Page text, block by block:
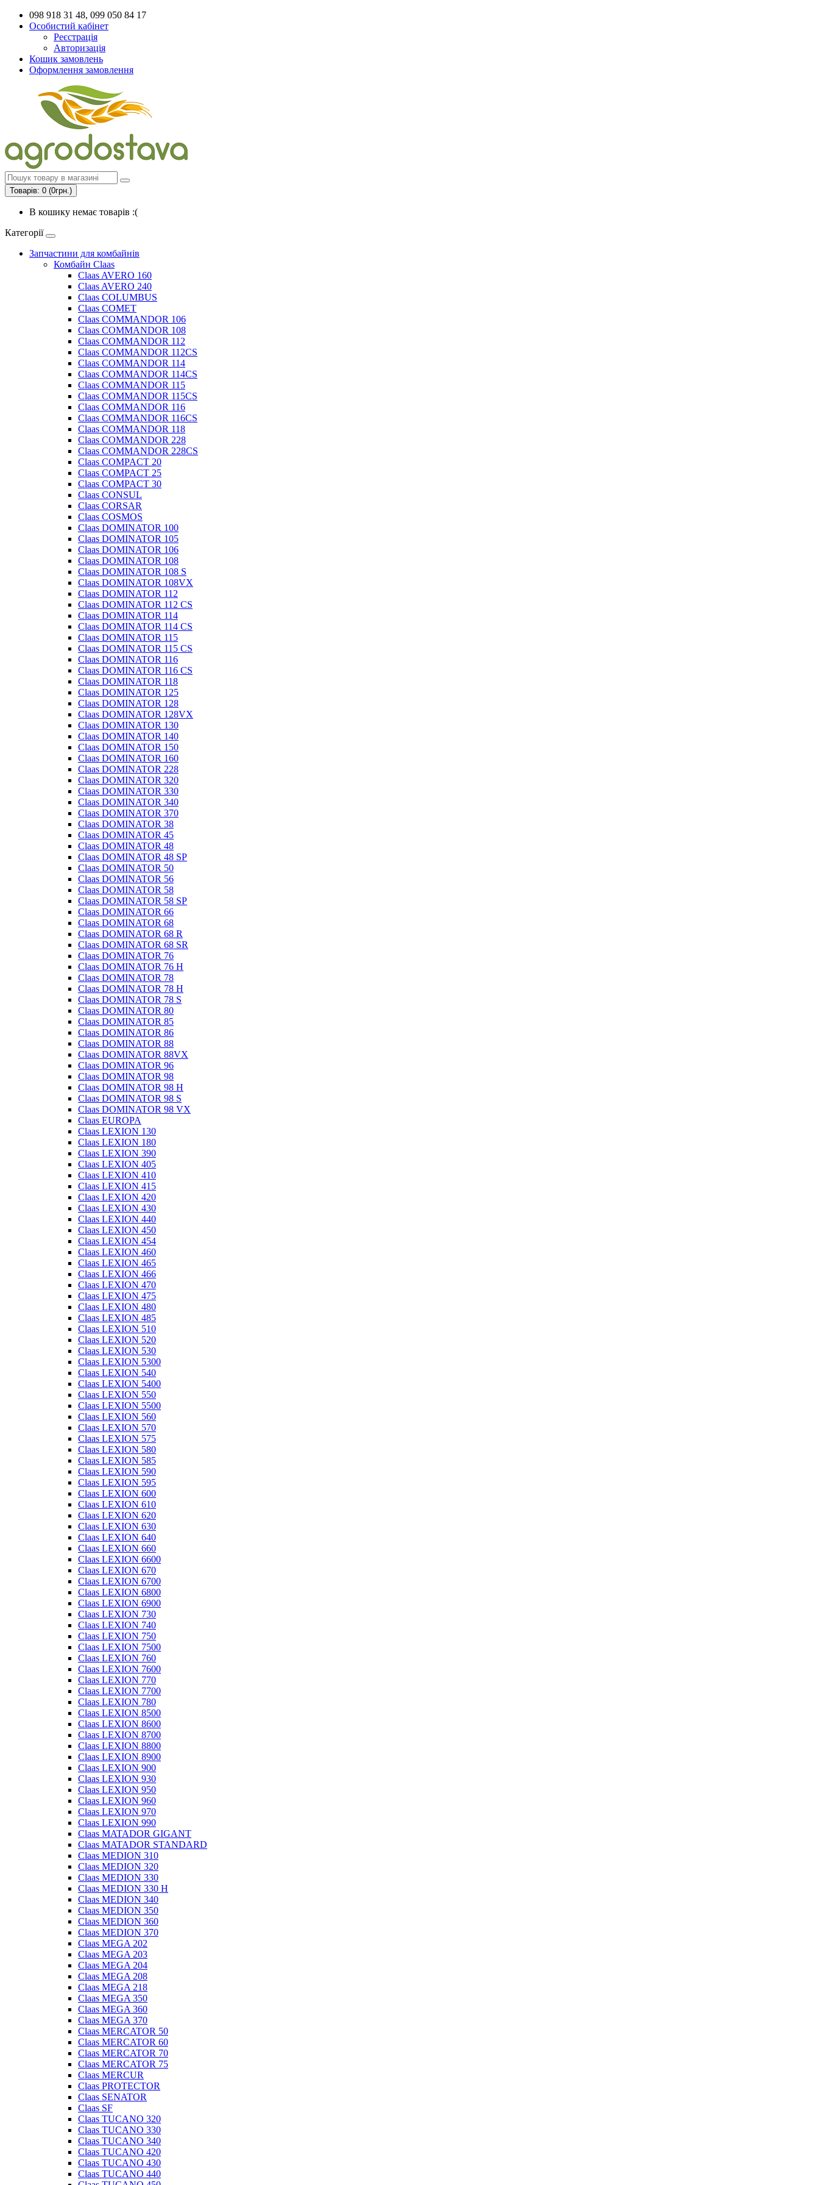
098 918 31 48, 099 050 84 17
Особистий кабінет
Реєстрація
Авторизація
Кошик замовлень
Оформлення замовлення
Товарів: 0 (0грн.)
В кошику немає товарів :(
Категорії
Запчастини для комбайнів
Комбайн Claas
Claas AVERO 160
Claas AVERO 240
Claas COLUMBUS
Claas COMET
Claas COMMANDOR 106
Claas COMMANDOR 108
Claas COMMANDOR 112
Claas COMMANDOR 112CS
Claas COMMANDOR 114
Claas COMMANDOR 114CS
Claas COMMANDOR 115
Claas COMMANDOR 115CS
Claas COMMANDOR 116
Claas COMMANDOR 116CS
Claas COMMANDOR 118
Claas COMMANDOR 228
Claas COMMANDOR 228CS
Claas COMPACT 20
Claas COMPACT 25
Claas COMPACT 30
Claas CONSUL
Claas CORSAR
Claas COSMOS
Claas DOMINATOR 100
Claas DOMINATOR 105
Claas DOMINATOR 106
Claas DOMINATOR 108
Claas DOMINATOR 108 S
Claas DOMINATOR 108VX
Claas DOMINATOR 112
Claas DOMINATOR 112 CS
Claas DOMINATOR 114
Claas DOMINATOR 114 CS
Claas DOMINATOR 115
Claas DOMINATOR 115 CS
Claas DOMINATOR 116
Claas DOMINATOR 116 CS
Claas DOMINATOR 118
Claas DOMINATOR 125
Claas DOMINATOR 128
Claas DOMINATOR 128VX
Claas DOMINATOR 130
Claas DOMINATOR 140
Claas DOMINATOR 150
Claas DOMINATOR 160
Claas DOMINATOR 228
Claas DOMINATOR 320
Claas DOMINATOR 330
Claas DOMINATOR 340
Claas DOMINATOR 370
Claas DOMINATOR 38
Claas DOMINATOR 45
Claas DOMINATOR 48
Claas DOMINATOR 48 SP
Claas DOMINATOR 50
Claas DOMINATOR 56
Claas DOMINATOR 58
Claas DOMINATOR 58 SP
Claas DOMINATOR 66
Claas DOMINATOR 68
Claas DOMINATOR 68 R
Claas DOMINATOR 68 SR
Claas DOMINATOR 76
Claas DOMINATOR 76 H
Claas DOMINATOR 78
Claas DOMINATOR 78 H
Claas DOMINATOR 78 S
Claas DOMINATOR 80
Claas DOMINATOR 85
Claas DOMINATOR 86
Claas DOMINATOR 88
Claas DOMINATOR 88VX
Claas DOMINATOR 96
Claas DOMINATOR 98
Claas DOMINATOR 98 H
Claas DOMINATOR 98 S
Claas DOMINATOR 98 VX
Claas EUROPA
Claas LEXION 130
Claas LEXION 180
Claas LEXION 390
Claas LEXION 405
Claas LEXION 410
Claas LEXION 415
Claas LEXION 420
Claas LEXION 430
Claas LEXION 440
Claas LEXION 450
Claas LEXION 454
Claas LEXION 460
Claas LEXION 465
Claas LEXION 466
Claas LEXION 470
Claas LEXION 475
Claas LEXION 480
Claas LEXION 485
Claas LEXION 510
Claas LEXION 520
Claas LEXION 530
Claas LEXION 5300
Claas LEXION 540
Claas LEXION 5400
Claas LEXION 550
Claas LEXION 5500
Claas LEXION 560
Claas LEXION 570
Claas LEXION 575
Claas LEXION 580
Claas LEXION 585
Claas LEXION 590
Claas LEXION 595
Claas LEXION 600
Claas LEXION 610
Claas LEXION 620
Claas LEXION 630
Claas LEXION 640
Claas LEXION 660
Claas LEXION 6600
Claas LEXION 670
Claas LEXION 6700
Claas LEXION 6800
Claas LEXION 6900
Claas LEXION 730
Claas LEXION 740
Claas LEXION 750
Claas LEXION 7500
Claas LEXION 760
Claas LEXION 7600
Claas LEXION 770
Claas LEXION 7700
Claas LEXION 780
Claas LEXION 8500
Claas LEXION 8600
Claas LEXION 8700
Claas LEXION 8800
Claas LEXION 8900
Claas LEXION 900
Claas LEXION 930
Claas LEXION 950
Claas LEXION 960
Claas LEXION 970
Claas LEXION 990
Claas MATADOR GIGANT
Claas MATADOR STANDARD
Claas MEDION 310
Claas MEDION 320
Claas MEDION 330
Claas MEDION 330 H
Claas MEDION 340
Claas MEDION 350
Claas MEDION 360
Claas MEDION 370
Claas MEGA 202
Claas MEGA 203
Claas MEGA 204
Claas MEGA 208
Claas MEGA 218
Claas MEGA 350
Claas MEGA 360
Claas MEGA 370
Claas MERCATOR 50
Claas MERCATOR 60
Claas MERCATOR 70
Claas MERCATOR 75
Claas MERCUR
Claas PROTECTOR
Claas SENATOR
Claas SF
Claas TUCANO 320
Claas TUCANO 330
Claas TUCANO 340
Claas TUCANO 420
Claas TUCANO 430
Claas TUCANO 440